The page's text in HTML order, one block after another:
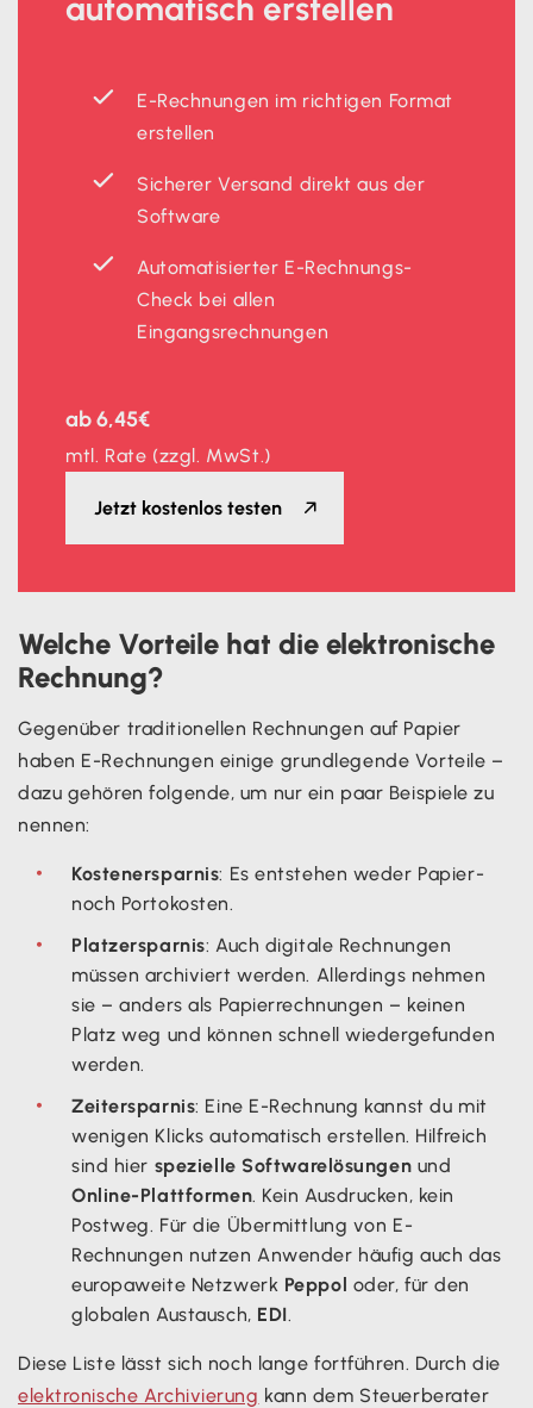
E-Rechnungen im richtigen Format
erstellen
Sicherer Versand direkt aus der
Software
Automatisierter E-Rechnungs-
Check bei allen
Eingangsrechnungen
ab 6,45€
mtl. Rate (zzgl. MwSt.)
Jetzt kostenlos testen
Welche Vorteile hat die elektronische
Rechnung?
Gegenüber traditionellen Rechnungen auf Papier
haben E-Rechnungen einige grundlegende Vorteile –
dazu gehören folgende, um nur ein paar Beispiele zu
nennen:
Kostenersparnis: Es entstehen weder Papier-
noch Portokosten.
Platzersparnis: Auch digitale Rechnungen
müssen archiviert werden. Allerdings nehmen
sie – anders als Papierrechnungen – keinen
Platz weg und können schnell wiedergefunden
werden.
Zeitersparnis: Eine E-Rechnung kannst du mit
wenigen Klicks automatisch erstellen. Hilfreich
sind hier spezielle Softwarelösungen und
Online-Plattformen. Kein Ausdrucken, kein
Postweg. Für die Übermittlung von E-
Rechnungen nutzen Anwender häufig auch das
europaweite Netzwerk Peppol oder, für den
globalen Austausch, EDI.
Diese Liste lässt sich noch lange fortführen. Durch die
elektronische Archivierung kann dem Steuerberater